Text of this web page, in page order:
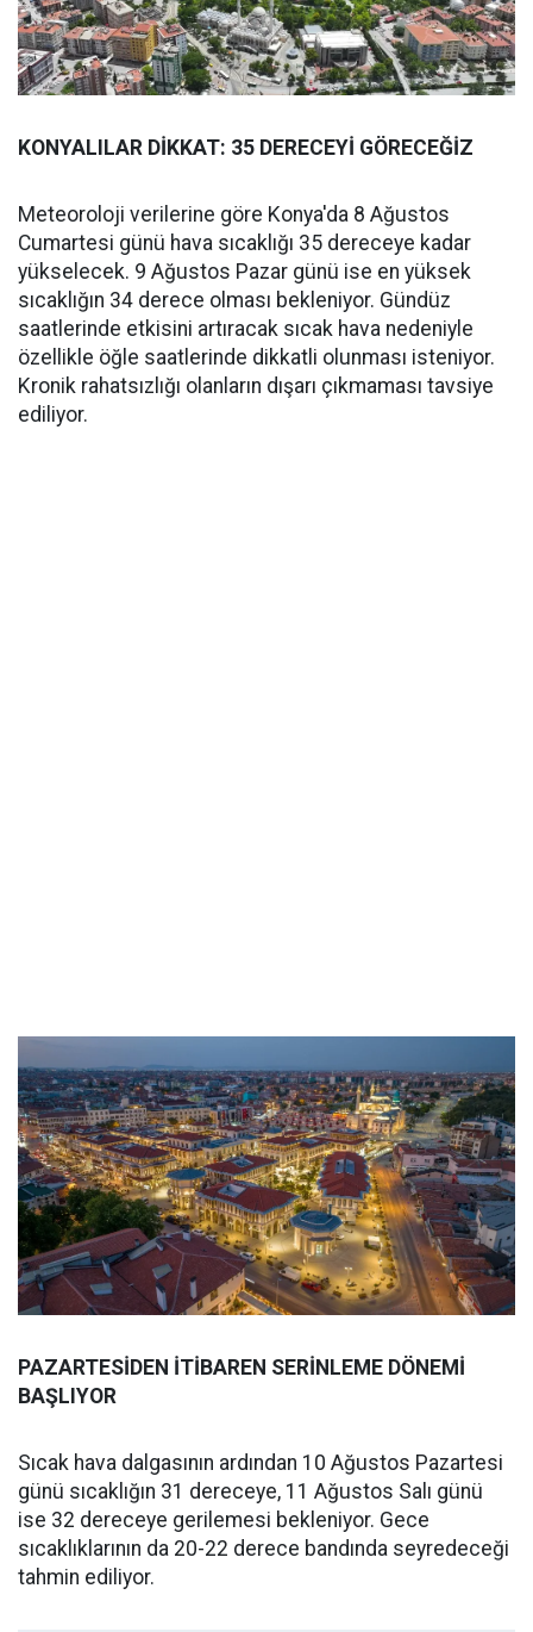
KONYALILAR DİKKAT: 35 DERECEYİ GÖRECEĞİZ
Meteoroloji verilerine göre Konya'da 8 Ağustos
Cumartesi günü hava sıcaklığı 35 dereceye kadar
yükselecek. 9 Ağustos Pazar günü ise en yüksek
sıcaklığın 34 derece olması bekleniyor. Gündüz
saatlerinde etkisini artıracak sıcak hava nedeniyle
özellikle öğle saatlerinde dikkatli olunması isteniyor.
Kronik rahatsızlığı olanların dışarı çıkmaması tavsiye
ediliyor.
PAZARTESİDEN İTİBAREN SERİNLEME DÖNEMİ
BAŞLIYOR
Sıcak hava dalgasının ardından 10 Ağustos Pazartesi
günü sıcaklığın 31 dereceye, 11 Ağustos Salı günü
ise 32 dereceye gerilemesi bekleniyor. Gece
sıcaklıklarının da 20-22 derece bandında seyredeceği
tahmin ediliyor.